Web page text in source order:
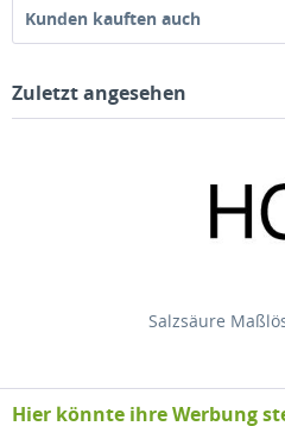
Kunden kauften auch
Zuletzt angesehen
Salzsäure
Hier könnte ihre Werbung